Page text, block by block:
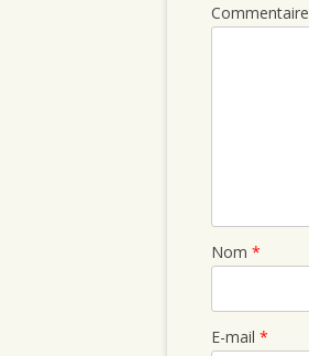
Commentaire
Nom *
E-mail *